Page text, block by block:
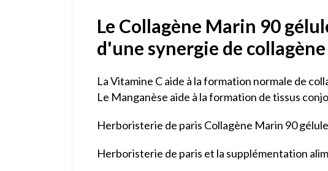
Le Collagène Marin 90
d'une synergie de
La Vitamine C aide à la formation normale de
Le Manganèse aide à la formation de tissus
Herboristerie de paris Collagène Marin 90
Herboristerie de paris et la supplémentation